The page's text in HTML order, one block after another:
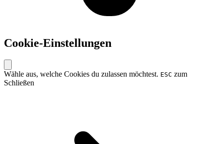
Cookie-Einstellungen
Wähle aus, welche Cookies du zulassen möchtest. ESC zum
Schließen